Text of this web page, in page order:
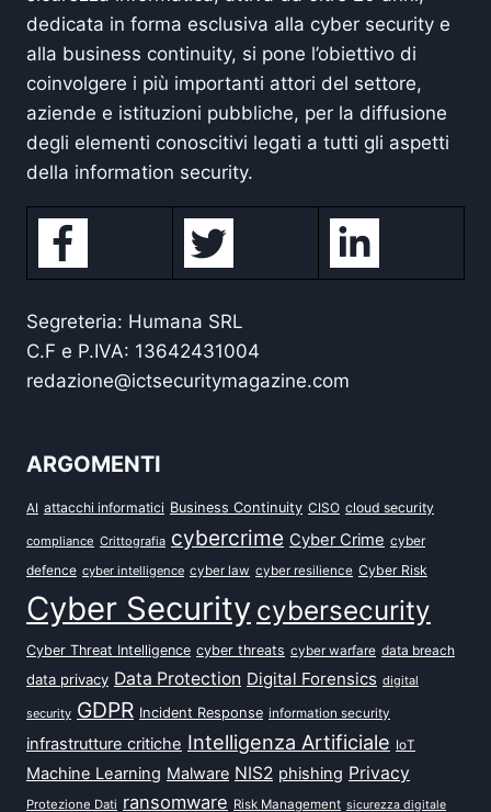
dedicata in forma esclusiva alla cyber security e
alla business continuity, si pone l’obiettivo di
coinvolgere i più importanti attori del settore,
aziende e istituzioni pubbliche, per la diffusione
degli elementi conoscitivi legati a tutti gli aspetti
della information security.
Segreteria: Humana SRL
C.F e P.IVA: 13642431004
redazione@ictsecuritymagazine.com
ARGOMENTI
AI attacchi informatici Business Continuity CISO cloud security
compliance Crittografia cybercrime Cyber Crime cyber
defence cyber intelligence cyber law cyber resilience Cyber Risk
Cyber Security cybersecurity
Cyber Threat Intelligence cyber threats cyber warfare data breach
data privacy Data Protection Digital Forensics digital
security GDPR Incident Response information security
infrastrutture critiche Intelligenza Artificiale IoT
Machine Learning Malware NIS2 phishing Privacy
Protezione Dati ransomware Risk Management sicurezza digitale